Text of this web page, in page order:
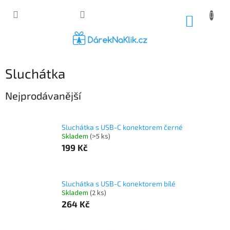
Sluchátka
Nejprodávanější
Sluchátka s USB-C konektorem černé
Skladem (>5 ks)
199 Kč
Sluchátka s USB-C konektorem bílé
Skladem (2 ks)
264 Kč